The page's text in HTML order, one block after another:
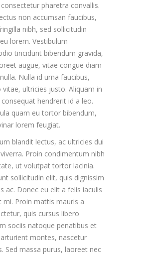
pharetra convallis.
non accumsan faucibus,
nibh, sed sollicitudin
lorem. Vestibulum
tincidunt bibendum gravida,
augue, vitae congue diam
Nulla id urna faucibus,
ultricies justo. Aliquam in
hendrerit id a leo.
quam eu tortor bibendum,
lorem feugiat.
blandit lectus, ac ultricies dui
Proin condimentum nibh
ut volutpat tortor lacinia.
sollicitudin elit, quis dignissim
ac. Donec eu elit a felis iaculis
mi. Proin mattis mauris a
quis cursus libero
sociis natoque penatibus et
montes, nascetur
Sed massa purus, laoreet nec